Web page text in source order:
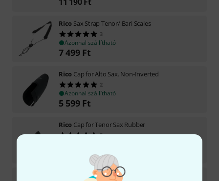
Rico Sax Strap Tenor/ Bari Scales
3
Azonnal szállítható
7 499 Ft
Rico Cap for Alto Sax. Non-Inverted
2
Azonnal szállítható
5 599 Ft
Rico Cap for Tenor Sax Rubber
5
Ft
Kapsel for Baritone Saxophone